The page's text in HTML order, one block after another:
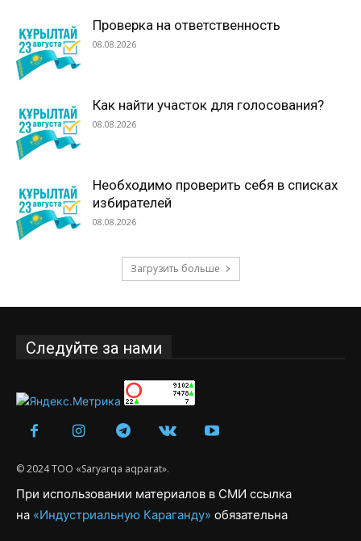
Проверка на ответственность
08.08.2026
Как найти участок для голосования?
08.08.2026
Необходимо проверить себя в списках
избирателей
08.08.2026
Загрузить больше
Следуйте за нами
© 2024 ТОО «Saryarqa aqparat».
При использовании материалов в СМИ ссылка
на «Индустриальную Караганду» обязательна